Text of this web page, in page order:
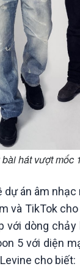
hát vượt mốc
dự án âm
và TikTok
dòng
5 với diện
cho biết: